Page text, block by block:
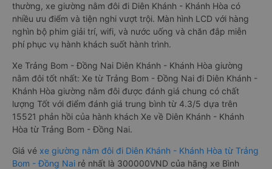
thường, xe giường nằm đôi đi Diên Khánh - Khánh Hòa có
nhiều ưu điểm và tiện nghi vượt trội. Màn hình LCD với hàng
nghìn bộ phim giải trí, wifi, và nước uống và chăn đắp miễn
phí phục vụ hành khách suốt hành trình.
Xe Trảng Bom - Đồng Nai Diên Khánh - Khánh Hòa giường
nằm đôi tốt nhất: Xe từ Trảng Bom - Đồng Nai đi Diên Khánh -
Khánh Hòa giường nằm đôi được đánh giá chung có chất
lượng Tốt với điểm đánh giá trung bình từ 4.3/5 dựa trên
15521 phản hồi của hành khách Xe về Diên Khánh - Khánh
Hòa từ Trảng Bom - Đồng Nai.
Giá vé xe giường nằm đôi đi Diên Khánh - Khánh Hòa từ Trảng
Bom - Đồng Nai rẻ nhất là 300000VND của hãng xe Bình